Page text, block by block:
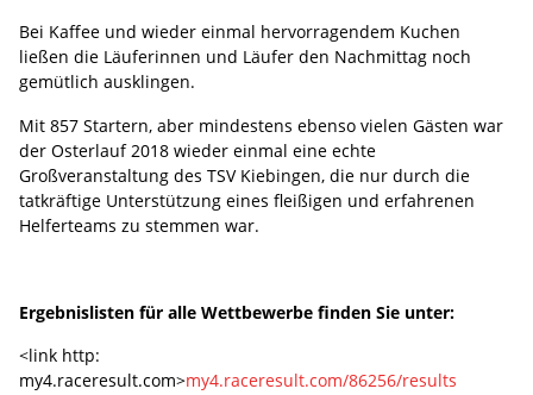
Bei Kaffee und wieder einmal hervorragendem Kuchen
ließen die Läuferinnen und Läufer den Nachmittag noch
gemütlich ausklingen.
Mit 857 Startern, aber mindestens ebenso vielen Gästen war
der Osterlauf 2018 wieder einmal eine echte
Großveranstaltung des TSV Kiebingen, die nur durch die
tatkräftige Unterstützung eines fleißigen und erfahrenen
Helferteams zu stemmen war.
Ergebnislisten für alle Wettbewerbe finden Sie unter:
<link http:
my4.raceresult.com>my4.raceresult.com/86256/results